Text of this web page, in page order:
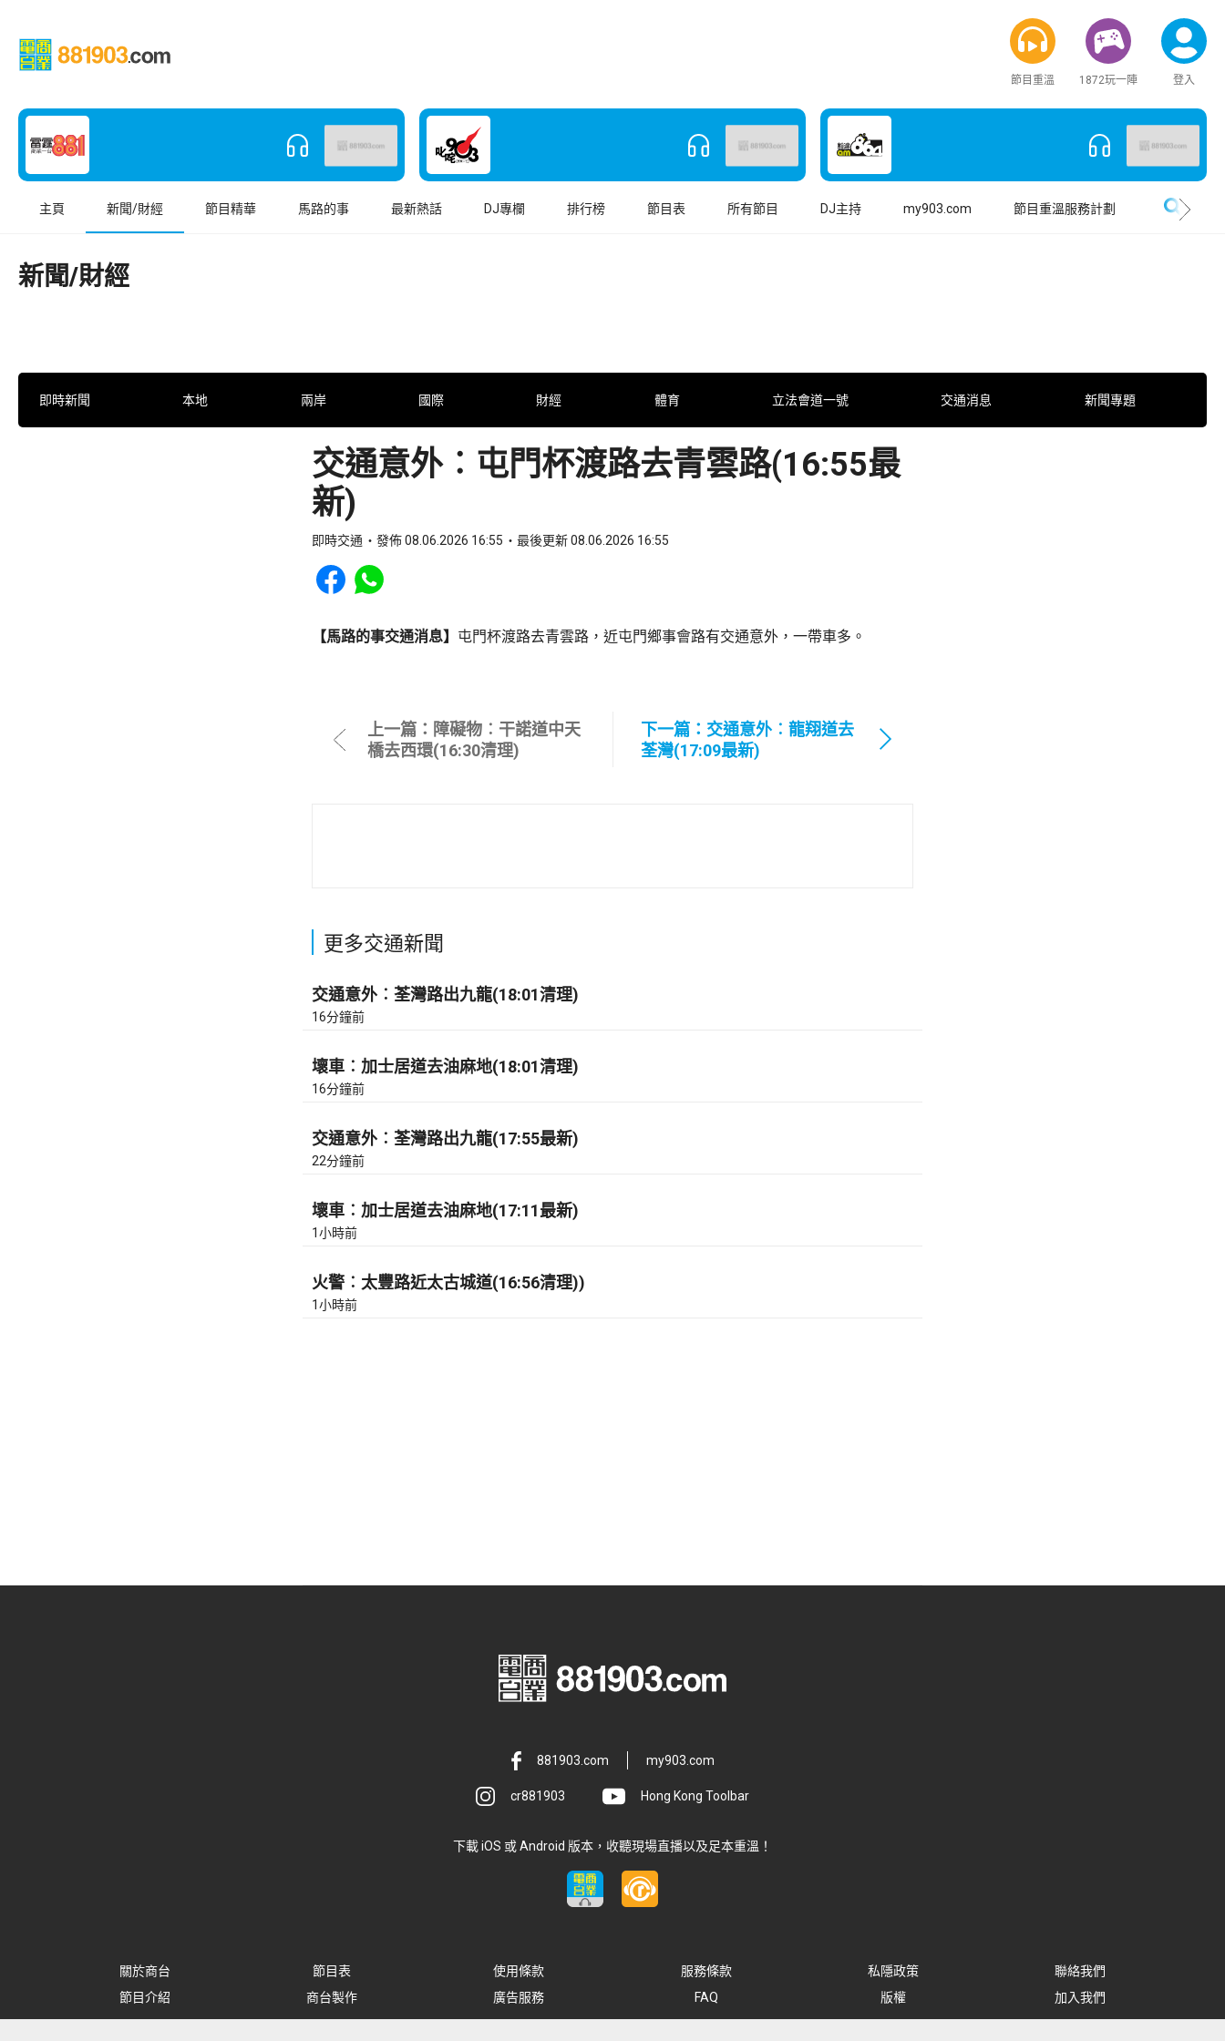
節目重溫 1872玩一陣 登入
主頁 新聞/財經 節目精華 馬路的事 最新熱話 DJ專欄 排行榜 節目表 所有節目 DJ主持 my903.com 節目重溫服務計劃
新聞/財經
即時新聞 本地 兩岸 國際 財經 體育 立法會道一號 交通消息 新聞專題
交通意外︰屯門杯渡路去青雲路(16:55最
新)
即時交通 發佈 08.06.2026 16:55 最後更新 08.06.2026 16:55
Share to Facebook
Share to WhatsApp
【馬路的事交通消息】 屯門杯渡路去青雲路，近屯門鄉事會路有交通意外，一帶車多。
上一篇：障礙物︰干諾道中天
橋去西環(16:30清理)
下一篇：交通意外︰龍翔道去
荃灣(17:09最新)
更多交通新聞
交通意外︰荃灣路出九龍(18:01清理)
16分鐘前
壞車︰加士居道去油麻地(18:01清理)
16分鐘前
交通意外︰荃灣路出九龍(17:55最新)
22分鐘前
壞車︰加士居道去油麻地(17:11最新)
1小時前
火警︰太豐路近太古城道(16:56清理))
1小時前
881903.com my903.com
cr881903 Hong Kong Toolbar
下載 iOS 或 Android 版本，收聽現場直播以及足本重溫！
關於商台 節目表 使用條款 服務條款 私隱政策
聯絡我們
節目介紹
商台製作 廣告服務 FAQ 版權 加入我們